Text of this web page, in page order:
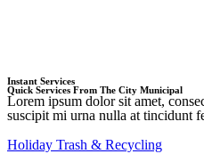
Instant Services
Quick Services From The City Municipal
Lorem ipsum dolor sit amet,
suscipit mi urna nulla at tincidunt
Holiday Trash & Recycling